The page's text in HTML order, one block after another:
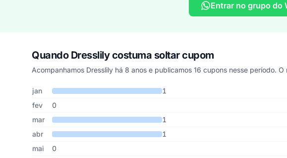
Entrar no grupo do
Quando Dresslily costuma soltar cupom
Acompanhamos Dresslily há 8 anos e publicamos 16 cupons nesse período. O
Cupons de Dresslily publicados por mês, somando os últimos 8 anos
Mês Cupons publicadosDesconto médio
jan
1
fev
0
mar
1
abr
1
mai
0